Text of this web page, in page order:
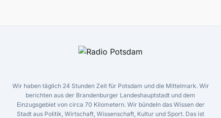
Wir haben täglich 24 Stunden Zeit für Potsdam und die Mittelmark. Wir
berichten aus der Brandenburger Landeshauptstadt und dem
Einzugsgebiet von circa 70 Kilometern. Wir bündeln das Wissen der
Stadt aus Politik, Wirtschaft, Wissenschaft, Kultur und Sport. Das ist